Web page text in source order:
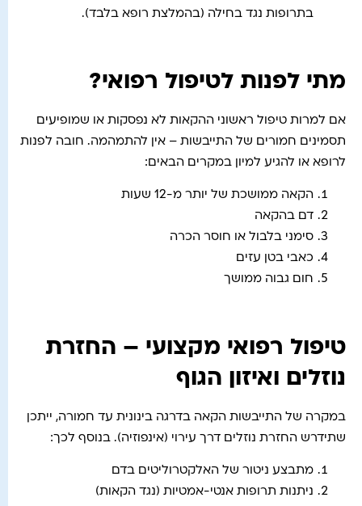
בתרופות נגד בחילה (בהמלצת רופא בלבד).
מתי לפנות לטיפול רפואי?
אם למרות טיפול ראשוני ההקאות לא נפסקות או שמופיעים
תסמינים חמורים של התייבשות – אין להתמהמה. חובה לפנות
לרופא או להגיע למיון במקרים הבאים:
הקאה ממושכת של יותר מ-12 שעות
דם בהקאה
סימני בלבול או חוסר הכרה
כאבי בטן עזים
חום גבוה ממושך
טיפול רפואי מקצועי – החזרת
נוזלים ואיזון הגוף
במקרה של התייבשות הקאה בדרגה בינונית עד חמורה, ייתכן
שתידרש החזרת נוזלים דרך עירוי (אינפוזיה). בנוסף לכך:
מתבצע ניטור של האלקטרוליטים בדם
ניתנות תרופות אנטי-אמטיות (נגד הקאות)